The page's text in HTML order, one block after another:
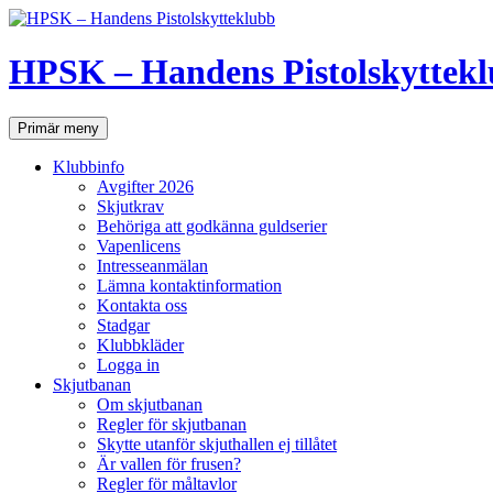
Hoppa
innehåll
HPSK – Handens
SökPrimär meny
Klubbinfo
Avgifter 2026
Skjutkrav
Behöriga att godkänna guldserier
Vapenlicens
Intresseanmälan
Lämna kontaktinformation
Kontakta oss
Stadgar
Klubbkläder
Logga in
Skjutbanan
Om skjutbanan
Regler för skjutbanan
Skytte utanför skjuthallen ej tillåtet
Är vallen för frusen?
Regler för måltavlor